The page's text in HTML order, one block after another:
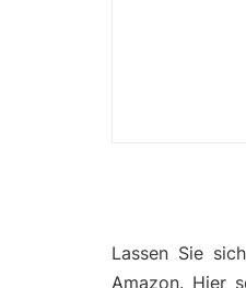
Lassen Sie
Amazon. Hier